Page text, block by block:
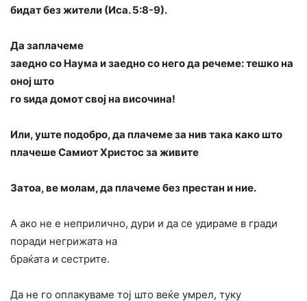
бидат без жители (Иса. 5:8-9).
Да заплачеме
заедно со Наума и заедно со него да речеме: тешко на
оној што
го ѕида домот свој на височина!
Или, уште подобро, да пла­чеме за нив така како што
плачеше Самиот Христос за живите
Затоа, ве молам, да плачеме без престан и ние.
А ако не е неприлично, дури и да се удираме в гради
поради негрижата на
браќата и сестрите.
Да не го оплакуваме тој што веќе умрел, туку